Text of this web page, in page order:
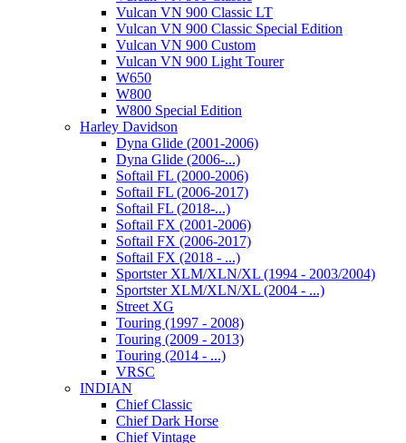
Vulcan VN 900 Classic LT
Vulcan VN 900 Classic Special Edition
Vulcan VN 900 Custom
Vulcan VN 900 Light Tourer
W650
W800
W800 Special Edition
Harley Davidson
Dyna Glide (2001-2006)
Dyna Glide (2006-...)
Softail FL (2000-2006)
Softail FL (2006-2017)
Softail FL (2018-...)
Softail FX (2001-2006)
Softail FX (2006-2017)
Softail FX (2018 - ...)
Sportster XLM/XLN/XL (1994 - 2003/2004)
Sportster XLM/XLN/XL (2004 - ...)
Street XG
Touring (1997 - 2008)
Touring (2009 - 2013)
Touring (2014 - ...)
VRSC
INDIAN
Chief Classic
Chief Dark Horse
Chief Vintage